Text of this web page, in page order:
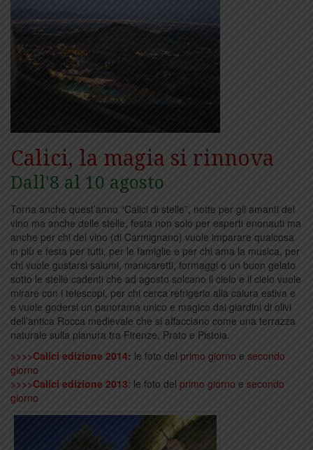
Calici, la magia si rinnova
Dall'8 al 10 agosto
Torna anche quest’anno “Calici di stelle”, notte per gli amanti del
vino ma anche delle stelle, festa non solo per esperti enonauti ma
anche per chi del vino (di Carmignano) vuole imparare qualcosa
in più e festa per tutti, per le famiglie e per chi ama la musica, per
chi vuole gustarsi salumi, manicaretti, formaggi o un buon gelato
sotto le stelle cadenti che ad agosto solcano il cielo e il cielo vuole
mirare con i telescopi, per chi cerca refrigerio alla calura estiva e
e vuole godersi un panorama unico e magico dai giardini di olivi
dell’antica Rocca medievale che si affacciano come una terrazza
naturale sulla pianura tra Firenze, Prato e Pistoia.
>>>>Calici edizione 2014: le foto del primo giorno e secondo
giorno
>>>>Calici edizione 2013: le foto del primo giorno e secondo
giorno